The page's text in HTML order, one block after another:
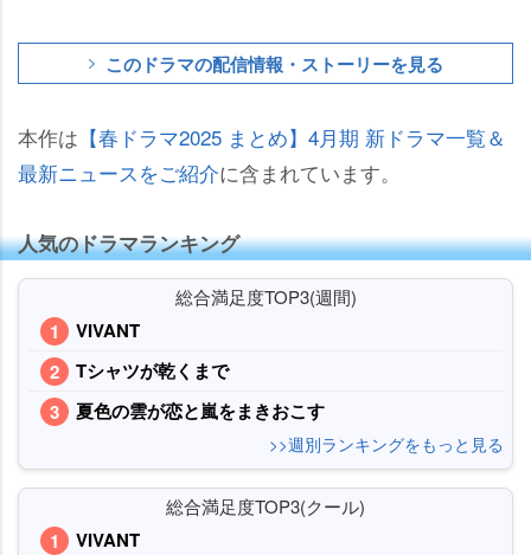
このドラマの配信情報・ストーリーを見る
本作は 【春ドラマ2025 まとめ】4月期 新ドラマ一覧＆
最新ニュースをご紹介に含まれています。
人気のドラマランキング
総合満足度TOP3(週間)
VIVANT
Tシャツが乾くまで
夏色の雲が恋と嵐をまきおこす
>>週別ランキングをもっと見る
総合満足度TOP3(クール)
VIVANT